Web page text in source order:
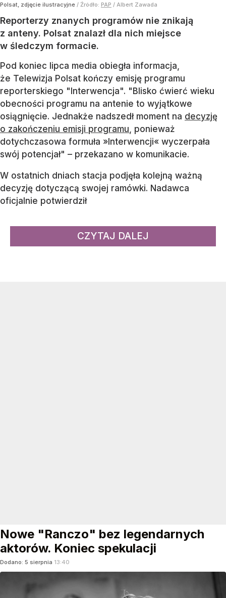
Polsat, zdjęcie ilustracyjne / Źródło: PAP / Albert Zawada
Reporterzy znanych programów nie znikają
z anteny. Polsat znalazł dla nich miejsce
w śledczym formacie.
Pod koniec lipca media obiegła informacja,
że Telewizja Polsat kończy emisję programu
reporterskiego "Interwencja". "Blisko ćwierć wieku
obecności programu na antenie to wyjątkowe
osiągnięcie. Jednakże nadszedł moment na decyzję
o zakończeniu emisji programu , ponieważ
dotychczasowa formuła »Interwencji« wyczerpała
swój potencjał" – przekazano w komunikacie.
W ostatnich dniach stacja podjęła kolejną ważną
decyzję dotyczącą swojej ramówki. Nadawca
oficjalnie potwierdził
CZYTAJ DALEJ
Nowe "Ranczo" bez legendarnych
aktorów. Koniec spekulacji
Dodano: 5 sierpnia 13:40